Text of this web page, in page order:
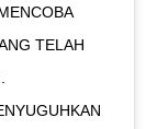
TELAH